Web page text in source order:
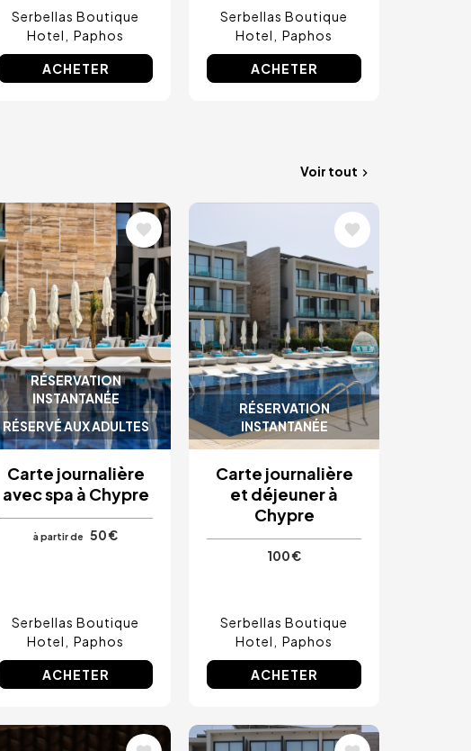
Serbellas Boutique
Hotel
Paphos
ACHETER
Serbellas Boutique
Hotel
Paphos
ACHETER
Voir tout
RÉSERVATION
INSTANTANÉE
RÉSERVÉ AUX ADULTES
Carte journalière
avec spa à Chypre
à partir de 50 €
Serbellas Boutique
Hotel
Paphos
ACHETER
RÉSERVATION
INSTANTANÉE
Carte journalière
et déjeuner à
Chypre
100 €
Serbellas Boutique
Hotel
Paphos
ACHETER